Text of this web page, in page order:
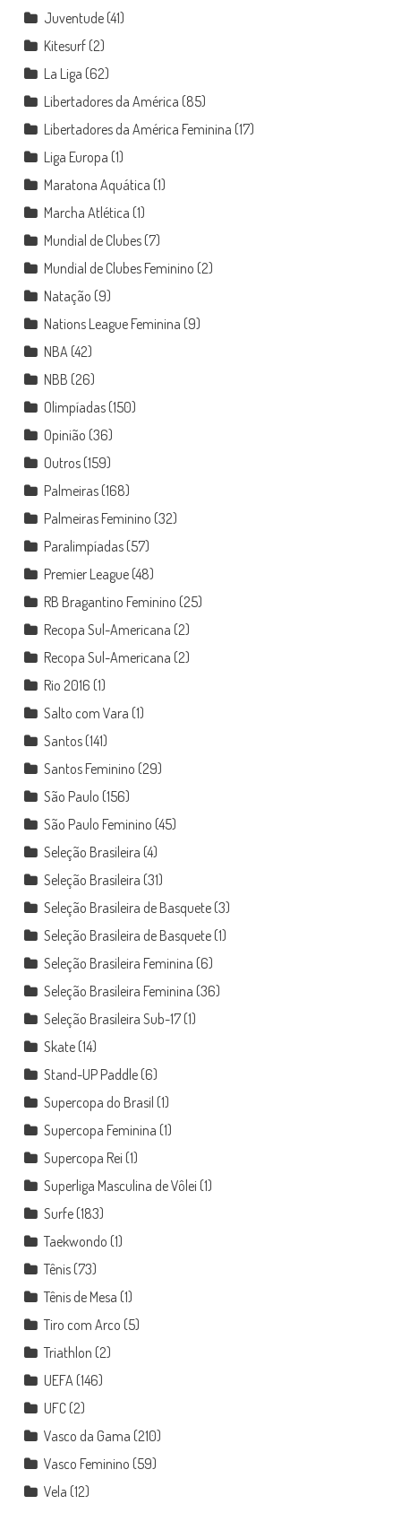
Juventude(41)
Kitesurf(2)
La Liga (62)
Libertadores da América (85)
Libertadores da América Feminina (17)
Liga Europa (1)
Maratona Aquática (1)
Marcha Atlética (1)
Mundial de Clubes(7)
Mundial de Clubes Feminino (2)
Natação (9)
Nations League Feminina (9)
NBA (42)
NBB (26)
Olimpíadas(150)
Opinião (36)
Outros(159)
Palmeiras(168)
Palmeiras Feminino (32)
Paralimpíadas(57)
Premier League(48)
RB Bragantino Feminino (25)
Recopa Sul-Americana (2)
Recopa Sul-Americana (2)
Rio 2016 (1)
Salto com Vara (1)
Santos(141)
Santos Feminino (29)
São Paulo (156)
São Paulo Feminino (45)
Seleção Brasileira (4)
Seleção Brasileira (31)
Seleção Brasileira de Basquete(3)
Seleção Brasileira de Basquete(1)
Seleção Brasileira Feminina (6)
Seleção Brasileira Feminina (36)
Seleção Brasileira Sub-17(1)
Skate(14)
Stand-UP Paddle(6)
Supercopa do Brasil (1)
Supercopa Feminina (1)
Supercopa Rei (1)
Superliga Masculina de Vôlei (1)
Surfe(183)
Taekwondo (1)
Tênis(73)
Tênis de Mesa (1)
Tiro com Arco (5)
Triathlon (2)
UEFA (146)
UFC(2)
Vasco da Gama (210)
Vasco Feminino (59)
Vela (12)